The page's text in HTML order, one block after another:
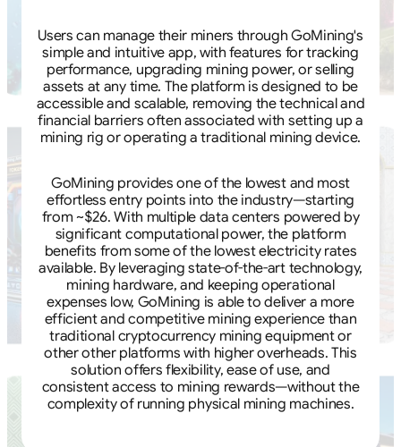
Users can manage their miners through GoMining's
simple and intuitive app, with features for tracking
performance, upgrading mining power, or selling
assets at any time. The platform is designed to be
accessible and scalable, removing the technical and
financial barriers often associated with setting up a
mining rig or operating a traditional mining device.
GoMining provides one of the lowest and most
effortless entry points into the industry—starting
from ~$26. With multiple data centers powered by
significant computational power, the platform
benefits from some of the lowest electricity rates
available. By leveraging state-of-the-art technology,
mining hardware, and keeping operational
expenses low, GoMining is able to deliver a more
efficient and competitive mining experience than
traditional cryptocurrency mining equipment or
other other platforms with higher overheads. This
solution offers flexibility, ease of use, and
consistent access to mining rewards—without the
complexity of running physical mining machines.